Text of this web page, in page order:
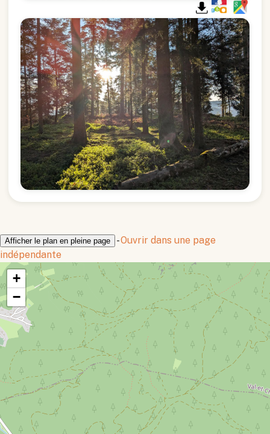
Afficher le plan en pleine page -Ouvrir dans une page
indépendante